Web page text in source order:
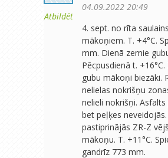
Atbildēt
04.09.2022 20:49
4. sept. no rīta
mākoņiem. T. +4°C.
mm. Dienā zemie
Pēcpusdienā t.
gubu mākoņi biezāki.
nelielas nokrišņu
nelieli nokrišņi.
bet peļķes
pastiprinājās ZR-Z
mākoņu. T. +11°C.
gandrīz 773 mm.